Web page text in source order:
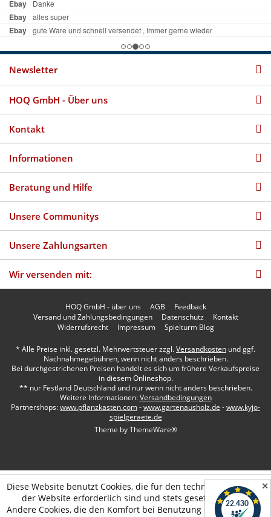
✕
Newsletter
HOQ GmbH - Über uns
Kontakt
Informationen
Beratung und Hilfe
Unsere Communitys
Unsere Zahlungsarten
Wir versenden mit:
HOQ GmbH - über uns AGB
Feedback
Versand und Zahlungsbedingungen
Datenschutz
Kontakt
Widerrufsrecht
Impressum Spielturm Blog
* Alle Preise inkl. gesetzl. Mehrwertsteuer zzgl.Versandkosten und ggf.
Nachnahmegebühren, wenn nicht anders beschrieben.
Bei durchgestrichenen Preisen handelt es sich um frühere Verkaufspreise
in diesem Onlineshop.
** nur Festland Deutschland und nur wenn nicht anders beschrieben.
Weitere Informationen:Versandbedingungen
Partnershops:www.pflanzkasten.com-www.gartenausholz.de -www.kyjo-
spielgeraete.de
Theme byThemeWare®
Diese Website benutzt Cookies, die für den technischen Betrieb
der Website erforderlich sind und stets gesetzt werden.
Andere Cookies, die den Komfort bei Benutzung dieser Website